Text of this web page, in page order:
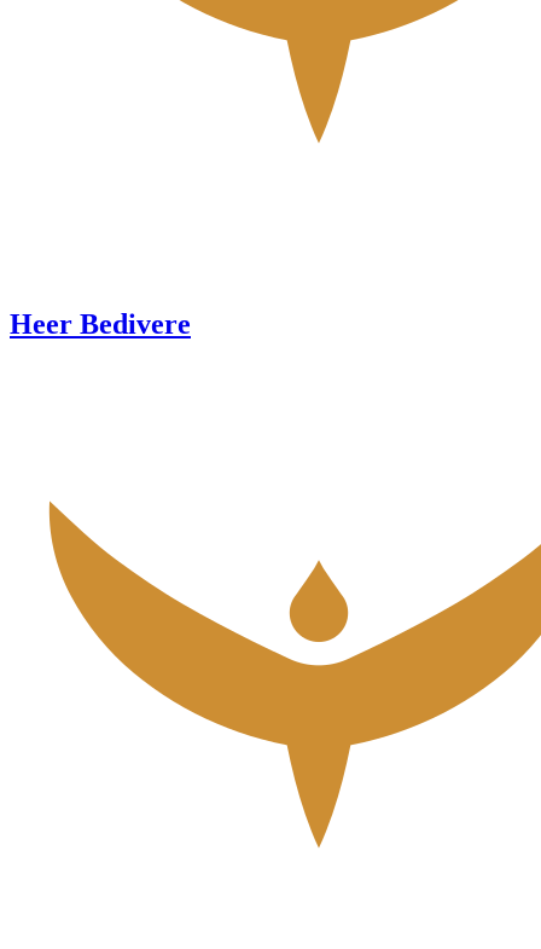
Heer Bedivere